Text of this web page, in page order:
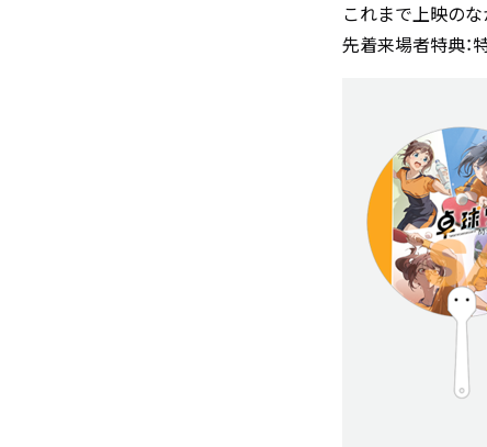
これまで上映の
先着来場者特典：